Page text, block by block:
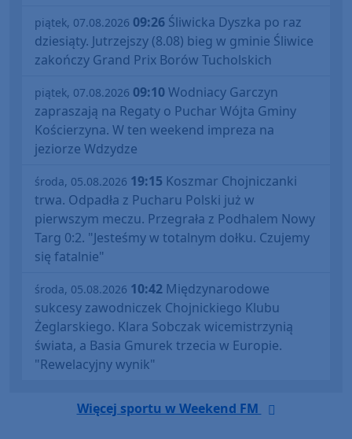
piątek, 07.08.2026 09:26 Śliwicka Dyszka po raz
dziesiąty. Jutrzejszy (8.08) bieg w gminie Śliwice
zakończy Grand Prix Borów Tucholskich
piątek, 07.08.2026 09:10Wodniacy Garczyn
zapraszają na Regaty o Puchar Wójta Gminy
Kościerzyna. W ten weekend impreza na
jeziorze Wdzydze
środa, 05.08.2026 19:15 Koszmar Chojniczanki
trwa. Odpadła z Pucharu Polski już w
pierwszym meczu. Przegrała z Podhalem Nowy
Targ 0:2. "Jesteśmy w totalnym dołku. Czujemy
się fatalnie"
środa, 05.08.2026 10:42 Międzynarodowe
sukcesy zawodniczek Chojnickiego Klubu
Żeglarskiego. Klara Sobczak wicemistrzynią
świata, a Basia Gmurek trzecia w Europie.
"Rewelacyjny wynik"
Więcej sportu w Weekend FM